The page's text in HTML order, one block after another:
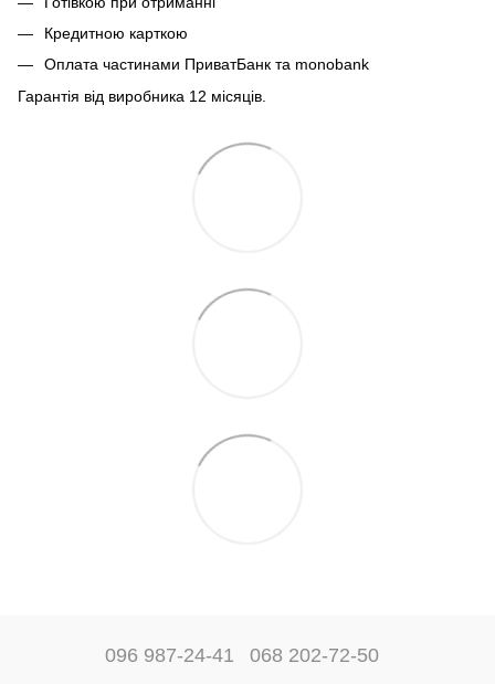
Кредитною карткою
Оплата частинами ПриватБанк та monobank
Гарантія від виробника 12 місяців.
096 987-24-41 068 202-72-50